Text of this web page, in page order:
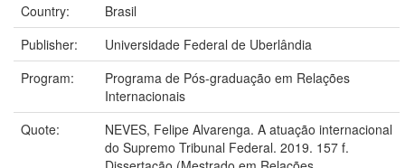
Country:
Brasil
Publisher:
Universidade Federal de Uberlândia
Program:
Programa de Pós-graduação em Relações
Internacionais
Quote:
NEVES, Felipe Alvarenga. A atuação internacional
do Supremo Tribunal Federal. 2019. 157 f.